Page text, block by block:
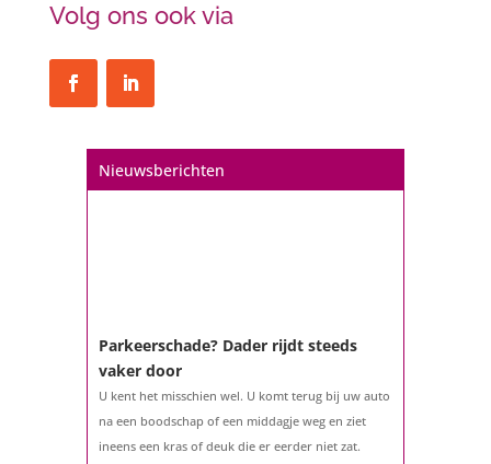
Volg ons ook via
Nieuwsberichten
Parkeerschade? Dader rijdt steeds
vaker door
U kent het misschien wel. U komt terug bij uw auto
na een boodschap of een middagje weg en ziet
ineens een kras of deuk die er eerder niet zat.